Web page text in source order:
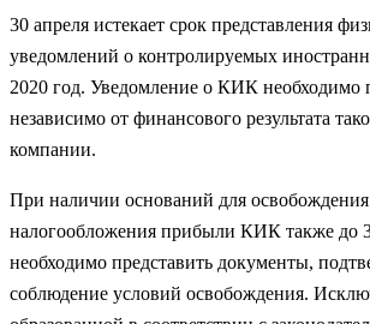
30 апреля истекает срок представления
уведомлений о контролируемых
2020 год. Уведомление о КИК необходимо
независимо от финансового результата
компании.
При наличии оснований для
налогообложения прибыли КИК также до
необходимо представить документы,
соблюдение условий освобождения.